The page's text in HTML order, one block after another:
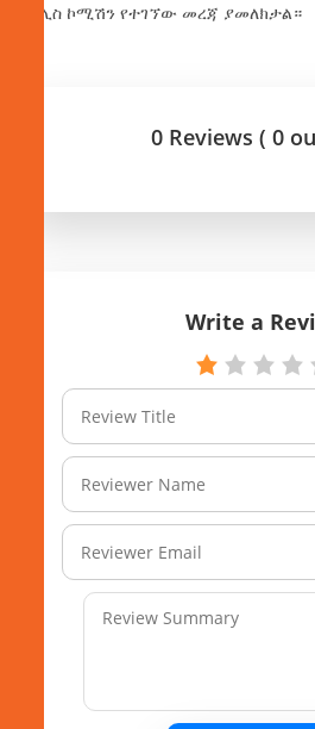
ፖሊስ ኮሚሽን የተገኘው መረጃ ያመለክታል።
0 Reviews ( 0
Write a